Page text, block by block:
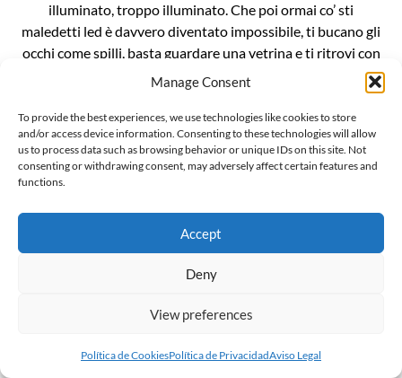
Manage Consent
To provide the best experiences, we use technologies like cookies to store
and/or access device information. Consenting to these technologies will allow
us to process data such as browsing behavior or unique IDs on this site. Not
consenting or withdrawing consent, may adversely affect certain features and
functions.
Accept
Deny
View preferences
Política de CookiesPolítica de PrivacidadAviso Legal
illuminato, troppo illuminato. Che poi ormai co’ sti
maledetti led è davvero diventato impossibile, ti bucano gli
occhi come spilli, basta guardare una vetrina e ti ritrovi con
le cornee bruciate. È un casino da […]
L’invenzionde della “gender ideology”
Il mondo sussulta incredulo alla notizia che Penny Polar
Bear, compagna di scuola di Peppa pig, ha raccontato alle
compagne e ai compagni di classe di avere due mamme. E
gender”. Ma voglio darvi una notizia ancora più
esiste, è […]